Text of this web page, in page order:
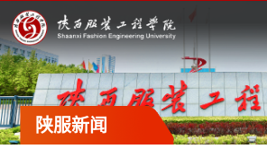
陕服新闻